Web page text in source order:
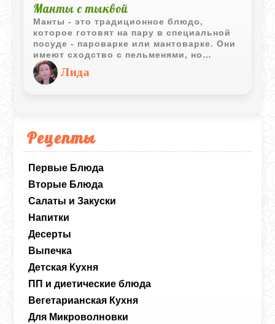
Рецепты
Первые Блюда
Вторые Блюда
Салаты и Закуски
Напитки
Десерты
Выпечка
Детская Кухня
ПП и диетические блюда
Вегетарианская Кухня
Для Микроволновки
Манты с тыквой
Манты - это традиционное блюдо,
которое готовят на пару в специальной
посуде - пароварке или мантоварке. Они
имеют сходство с пельменями, но
отличаются по размеру и начинке. Для
фарша мантов часто используют
баранину или говядину, а для
пробного угощения мантами, многие
стремятся вновь и вновь возвращаться к
их приготовлению. Подавать манты
рекомендуется горячими, чтобы
полностью раскрыть их вкус.
Лида